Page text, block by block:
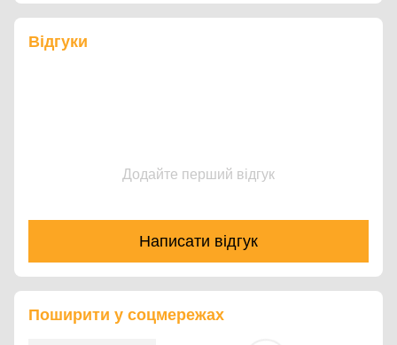
Відгуки
Додайте перший відгук
Написати відгук
Поширити у соцмережах